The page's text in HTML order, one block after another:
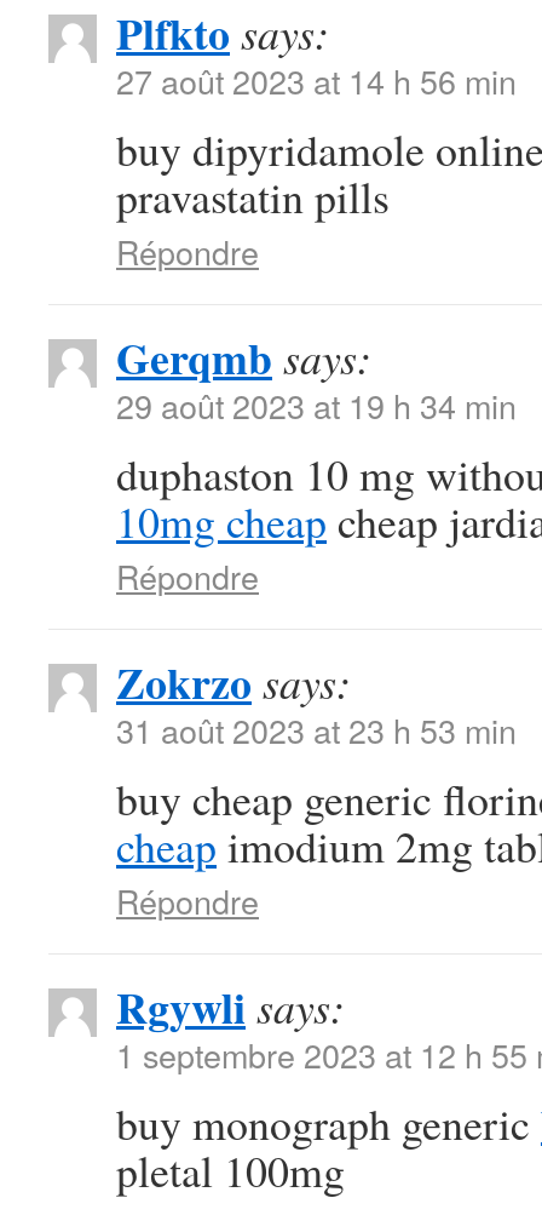
Plfkto says:
27 août 2023 at 14 h 56 min
buy dipyridamole
pravastatin pills
Répondre
Gerqmb says:
29 août 2023 at 19 h 34 min
duphaston 10 mg
10mg cheap cheap
Répondre
Zokrzo says:
31 août 2023 at 23 h 53 min
buy cheap generic
cheap imodium 2mg
Répondre
Rgywlisays:
1 septembre 2023 at 12 h 55
buy monograph generic
pletal 100mg